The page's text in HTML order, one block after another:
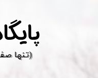
پ
​(تنها